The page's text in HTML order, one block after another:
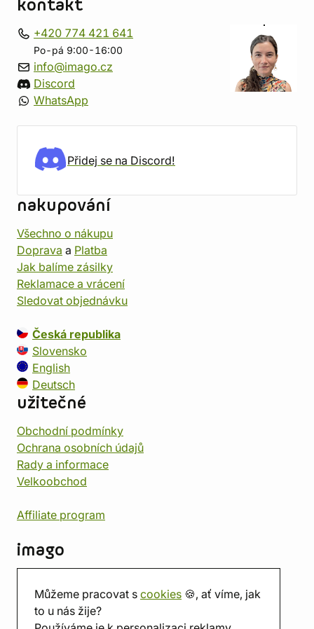
Můžeme pracovat s cookies 🍪, ať víme, jak
to u nás žije?
kontakt
+420 774 421 641
Po-pá 9:00-16:00
info@imago.cz
Discord
WhatsApp
Přidej se na Discord!
nakupování
Všechno o nákupu
Doprava a Platba
Jak balíme zásilky
Reklamace a vrácení
Sledovat objednávku
Česká republika
Slovensko
English
Deutsch
užitečné
Obchodní podmínky
Ochrana osobních údajů
Rady a informace
Velkoobchod
Affiliate program
imago
Prodejna
Herna